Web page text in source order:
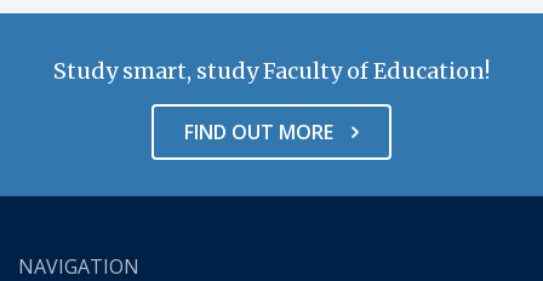
Study smart, study Faculty of Education!
FIND OUT MORE
NAVIGATION